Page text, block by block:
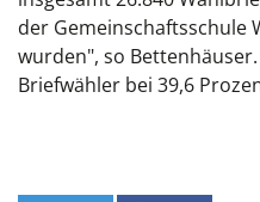
der Gemeinschaftsschule
wurden", so
Briefwähler bei 39,6